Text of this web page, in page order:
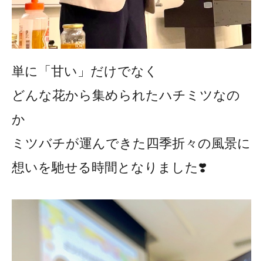
単に「甘い」だけでなく
どんな花から集められたハチミツなの
か
ミツバチが運んできた四季折々の風景に
想いを馳せる時間となりました❣️